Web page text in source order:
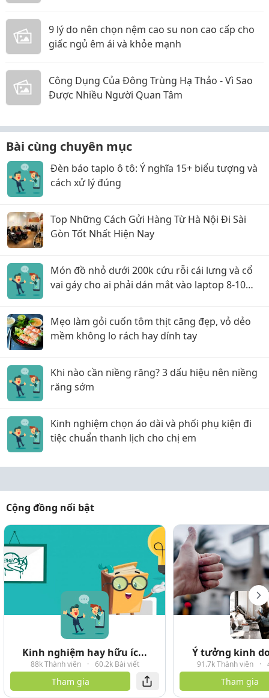
9 lý do nên chọn nệm cao su non cao cấp cho
giấc ngủ êm ái và khỏe mạnh
Công Dụng Của Đông Trùng Hạ Thảo - Vì Sao
Được Nhiều Người Quan Tâm
Bài cùng chuyên mục
Đèn báo taplo ô tô: Ý nghĩa 15+ biểu tượng và
cách xử lý đúng
Top Những Cách Gửi Hàng Từ Hà Nội Đi Sài
Gòn Tốt Nhất Hiện Nay
Món đồ nhỏ dưới 200k cứu rỗi cái lưng và cổ
vai gáy cho ai phải dán mắt vào laptop 8-10
Mẹo làm gỏi cuốn tôm thịt căng đẹp, vỏ dẻo
mềm không lo rách hay dính tay
Khi nào cần niềng răng? 3 dấu hiệu nên niềng
răng sớm
Kinh nghiệm chọn áo dài và phối phụ kiện đi
tiệc chuẩn thanh lịch cho chị em
Cộng đồng nổi bật
Kinh nghiệm hay hữu íc...
88k Thành viên · 60.2k Bài viết
Tham gia
Ý tưởng kinh
91.7k Thành viên ·
Tham gia